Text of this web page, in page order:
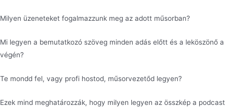
Milyen üzeneteket fogalmazzunk meg az adott műsorban?
Mi legyen a bemutatkozó szöveg minden adás előtt és a leköszönő a
végén?
Te mondd fel, vagy profi hostod, műsorvezetőd legyen?
Ezek mind meghatározzák, hogy milyen legyen az összkép a podcast